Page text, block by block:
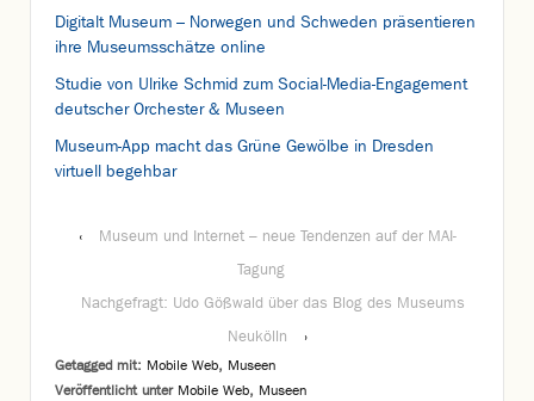
Digitalt Museum – Norwegen und Schweden präsentieren
ihre Museumsschätze online
Studie von Ulrike Schmid zum Social-Media-Engagement
deutscher Orchester & Museen
Museum-App macht das Grüne Gewölbe in Dresden
virtuell begehbar
‹
Museum und Internet – neue Tendenzen auf der MAI-
Tagung
Nachgefragt: Udo Gößwald über das Blog des Museums
Neukölln
›
Getagged mit: Mobile Web, Museen
Veröffentlicht unter Mobile Web, Museen